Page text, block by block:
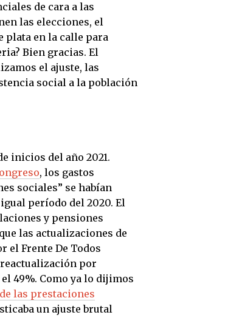
de cara a las
las elecciones, el
plata en la calle para
Bien gracias. El
el ajuste, las
social a la población
inicios del año 2021.
, los gastos
sociales” se habían
período del 2020. El
y pensiones
las actualizaciones de
el Frente De Todos
por
49%. Como ya lo dijimos
las prestaciones
un ajuste brutal